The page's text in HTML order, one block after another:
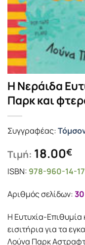
Η Νεράιδα
Παρκ και
Συγγραφέας:
Τιμή: 18.00€
ISBN: 978-960-14-
Αριθμός σελίδων:30
Η Ευτυχία-Επιθυμία
εισιτήρια για τα
Λούνα Παρκ